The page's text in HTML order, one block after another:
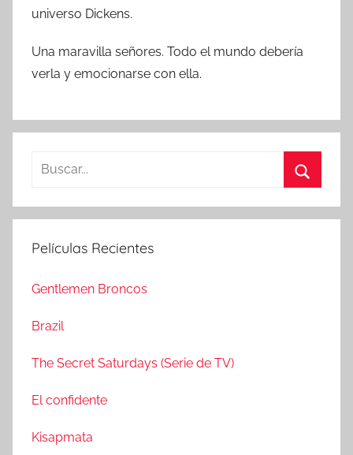
universo Dickens.
Una maravilla señores. Todo el mundo debería
verla y emocionarse con ella.
s
a
:
u
Películas Recientes
Gentlemen Broncos
Brazil
The Secret Saturdays (Serie de TV)
El confidente
Kisapmata